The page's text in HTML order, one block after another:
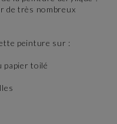
de très nombreux
peinture sur :
papier toilé